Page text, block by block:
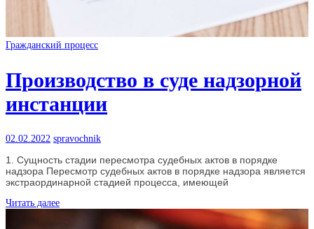
Гражданский процесс
Производство в суде надзорной
инстанции
02.02.2022 spravochnik
1. Сущность стадии пересмотра судебных актов в порядке
надзора Пересмотр судебных актов в порядке надзора является
экстраординарной стадией процесса, имеющей
Читать далее